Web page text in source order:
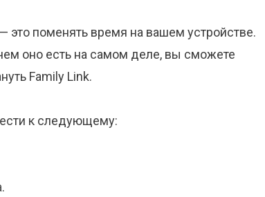
поменять время на вашем устройстве.
оно есть на самом деле, вы сможете
Family Link.
к следующему: